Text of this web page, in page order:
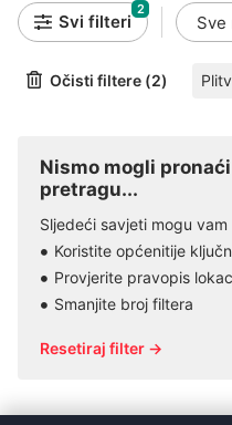
Svi filteri
2
Očisti filtere (2)
Nismo mogli
pretragu...
Sljedeći savjeti mogu
Koristite općenitije
Provjerite pravopis
Smanjite broj filtera
Resetiraj filter →